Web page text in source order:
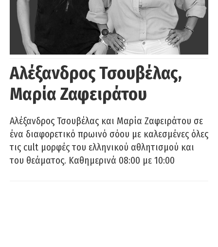
Αλέξανδρος Τσουβέλας,
Μαρία Ζαφειράτου
Αλέξανδρος Τσουβέλας και Μαρία Ζαφειράτου σε
ένα διαφορετικό πρωινό σόου με καλεσμένες όλες
τις cult μορφές του ελληνικού αθλητισμού και
του θεάματος. Καθημερινά 08:00 με 10:00